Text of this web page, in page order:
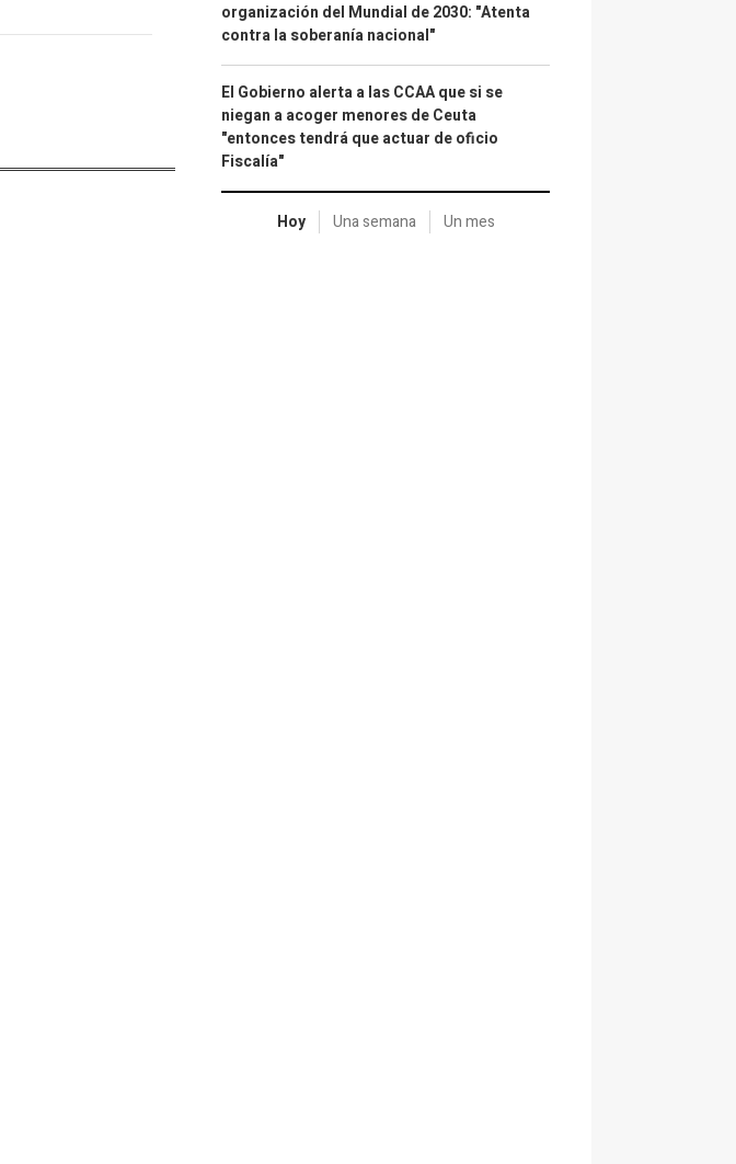
organización del Mundial de 2030: "Atenta
contra la soberanía nacional"
El Gobierno alerta a las CCAA que si se
niegan a acoger menores de Ceuta
"entonces tendrá que actuar de oficio
Fiscalía"
Hoy Una semana Un mes